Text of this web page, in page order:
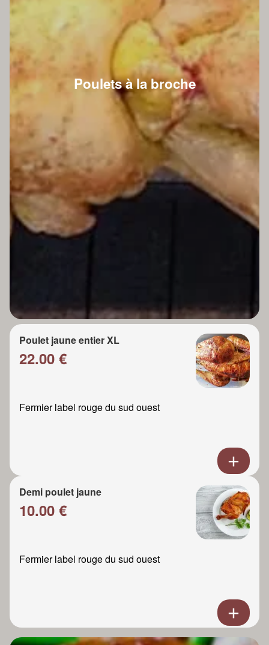
Poulets à la broche
Poulet jaune entier XL
22.00 €
Fermier label rouge du sud ouest
Demi poulet jaune
10.00 €
Fermier label rouge du sud ouest